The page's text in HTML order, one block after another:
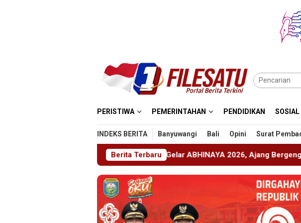
PERISTIWA PEMERINTAHAN PENDIDIKAN SOSIAL
INDEKS BERITA Banyuwangi Bali Opini Surat
Berita Terbaru
SMKN 1 Jember Gelar ABHINAYA 2026, Ajang Bergengsi Cetak Relawan Muda